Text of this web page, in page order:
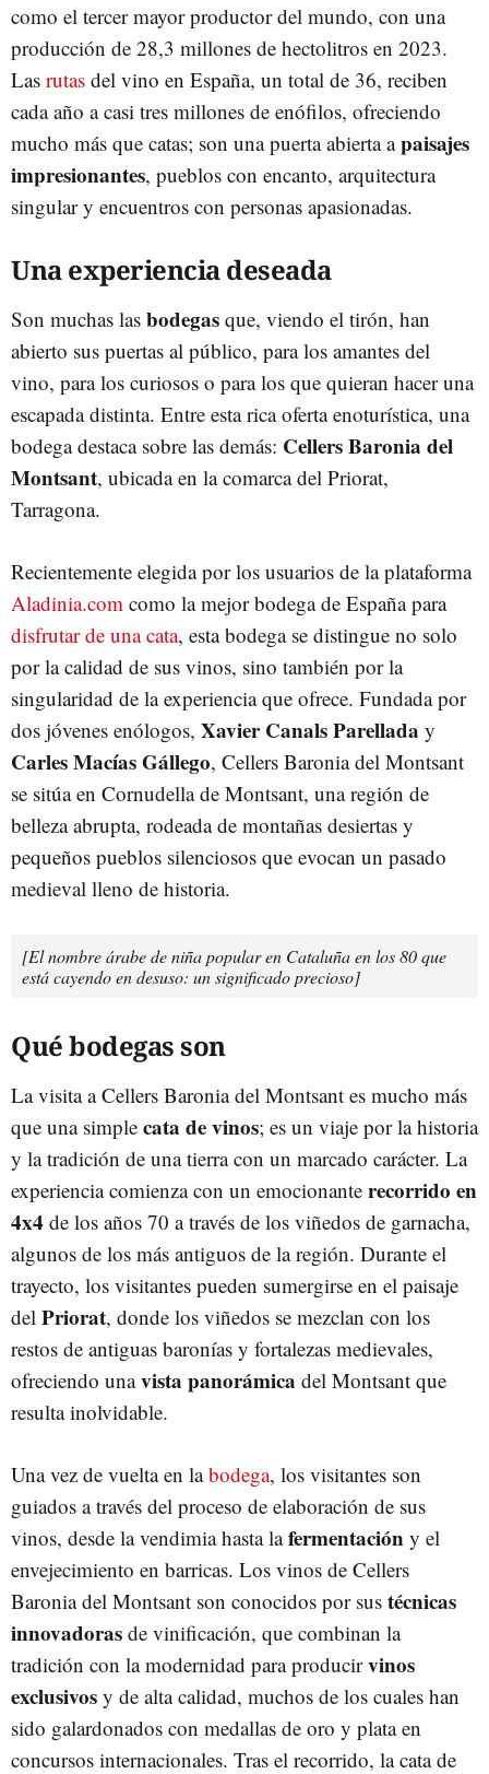
como el tercer mayor productor del mundo, con una
producción de 28,3 millones de hectolitros en 2023.
Las rutas del vino en España, un total de 36, reciben
cada año a casi tres millones de enófilos, ofreciendo
mucho más que catas; son una puerta abierta apaisajes
impresionantes, pueblos con encanto, arquitectura
singular y encuentros con personas apasionadas.
Una experiencia deseada
Son muchas las bodegas que, viendo el tirón, han
abierto sus puertas al público, para los amantes del
vino, para los curiosos o para los que quieran hacer una
escapada distinta. Entre esta rica oferta enoturística, una
bodega destaca sobre las demás: Cellers Baronia del
Montsant, ubicada en la comarca del Priorat,
Tarragona.
Recientemente elegida por los usuarios de la plataforma
Aladinia.com como la mejor bodega de España para
disfrutar de una cata, esta bodega se distingue no solo
por la calidad de sus vinos, sino también por la
singularidad de la experiencia que ofrece. Fundada por
dos jóvenes enólogos, Xavier Canals Parellada y
Carles Macías Gállego, Cellers Baronia del Montsant
se sitúa en Cornudella de Montsant, una región de
belleza abrupta, rodeada de montañas desiertas y
pequeños pueblos silenciosos que evocan un pasado
medieval lleno de historia.
[El nombre árabe de niña popular en Cataluña en los 80 que
está cayendo en desuso: un significado precioso]
Qué bodegas son
La visita a Cellers Baronia del Montsant es mucho más
que una simple cata de vinos; es un viaje por la historia
y la tradición de una tierra con un marcado carácter. La
experiencia comienza con un emocionante recorrido en
4x4 de los años 70 a través de los viñedos de garnacha,
algunos de los más antiguos de la región. Durante el
trayecto, los visitantes pueden sumergirse en el paisaje
del Priorat, donde los viñedos se mezclan con los
restos de antiguas baronías y fortalezas medievales,
ofreciendo unavista panorámica del Montsant que
resulta inolvidable.
Una vez de vuelta en labodega, los visitantes son
guiados a través del proceso de elaboración de sus
vinos, desde la vendimia hasta lafermentación y el
envejecimiento en barricas. Los vinos de Cellers
Baronia del Montsant son conocidos por sus técnicas
innovadoras de vinificación, que combinan la
tradición con la modernidad para producirvinos
exclusivos y de alta calidad, muchos de los cuales han
sido galardonados con medallas de oro y plata en
concursos internacionales. Tras el recorrido, la cata de